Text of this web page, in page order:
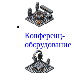
Конференц-
оборудование